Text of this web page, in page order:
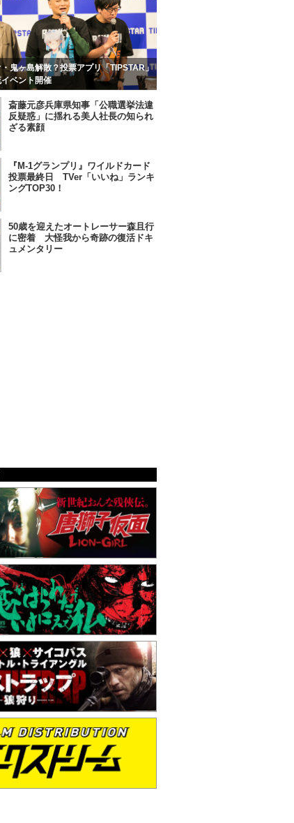
鬼ヶ島解散？投票アプリ「TIPSTAR」
ベント開催
斎藤元彦兵庫県知事「公職選挙法違
反疑惑」に揺れる美人社長の知られ
ざる素顔
『M-1グランプリ』ワイルドカード
投票最終日 TVer「いいね」ランキ
ングTOP30！
50歳を迎えたオートレーサー森且行
に密着 大怪我から奇跡の復活ドキ
ュメンタリー